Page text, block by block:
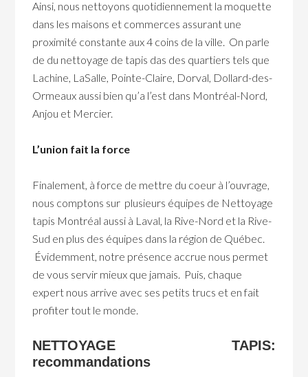
Ainsi, nous nettoyons quotidiennement la moquette
dans les maisons et commerces assurant une
proximité constante aux 4 coins de la ville. On parle
de du nettoyage de tapis das des quartiers tels que
Lachine, LaSalle, Pointe-Claire, Dorval, Dollard-des-
Ormeaux aussi bien qu’a l’est dans Montréal-Nord,
Anjou et Mercier.
L’union fait la force
Finalement, à force de mettre du coeur à l’ouvrage,
nous comptons sur plusieurs équipes de Nettoyage
tapis Montréal aussi à Laval, la Rive-Nord et la Rive-
Sud en plus des équipes dans la région de Québec.
Évidemment, notre présence accrue nous permet
de vous servir mieux que jamais. Puis, chaque
expert nous arrive avec ses petits trucs et en fait
profiter tout le monde.
NETTOYAGE TAPIS:
recommandations